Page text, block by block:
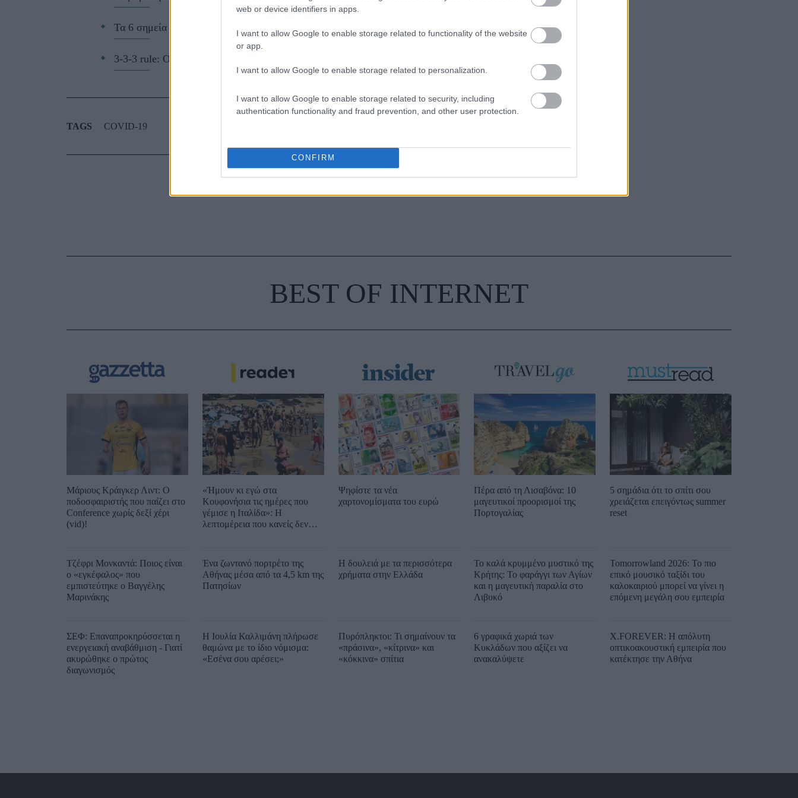
web or device identifiers in apps.
I want to allow Google to enable storage related to functionality of the website
or app.
I want to allow Google to enable storage related to personalization.
I want to allow Google to enable storage related to security, including
authentication functionality and fraud prevention, and other user protection.
CONFIRM
Τα 6 σημεία του σπιτιού που δεν χρειάζεται να καθαρίζεις κάθε εβδομάδα
3-3-3 rule: Ο κανόνας που θα αλλάξει τον τρόπο που ντύνεσαι
TAGS COVID-19
BEST OF INTERNET
Μάριους Κράιγκερ Λιντ: Ο
ποδοσφαιριστής που παίζει στο
Conference χωρίς δεξί χέρι
(vid)!
Τζέφρι Μονκαντά: Ποιος είναι
ο «εγκέφαλος» που
εμπιστεύτηκε ο Βαγγέλης
Μαρινάκης
ΣΕΦ: Επαναπροκηρύσσεται η
ενεργειακή αναβάθμιση - Γιατί
ακυρώθηκε ο πρώτος
διαγωνισμός
«Ήμουν κι εγώ στα
Κουφονήσια τις ημέρες που
γέμισε η Ιταλίδα»: Η
λεπτομέρεια που κανείς δεν
Ένα ζωντανό πορτρέτο της
Αθήνας μέσα από τα 4,5 km της
Πατησίων
Η Ιουλία Καλλιμάνη πλήρωσε
θαμώνα με το ίδιο νόμισμα:
«Εσένα σου αρέσει;»
Ψηφίστε τα νέα
χαρτονομίσματα του ευρώ
Η δουλειά με τα περισσότερα
χρήματα στην Ελλάδα
Πυρόπληκτοι: Τι σημαίνουν τα
«πράσινα», «κίτρινα» και
«κόκκινα» σπίτια
Πέρα από τη Λισαβόνα: 10
μαγευτικοί προορισμοί της
Πορτογαλίας
Το καλά κρυμμένο μυστικό της
Κρήτης: Το φαράγγι των Αγίων
και η μαγευτική παραλία στο
Λιβυκό
6 γραφικά χωριά των
Κυκλάδων που αξίζει να
ανακαλύψετε
5 σημάδια ότι το σπίτι σου
χρειάζεται επειγόντως summer
reset
Tomorrowland 2026: Το πιο
επικό μουσικό ταξίδι του
καλοκαιριού μπορεί να γίνει η
επόμενη μεγάλη σου εμπειρία
X.FOREVER: Η απόλυτη
οπτικοακουστική εμπειρία που
κατέκτησε την Αθήνα